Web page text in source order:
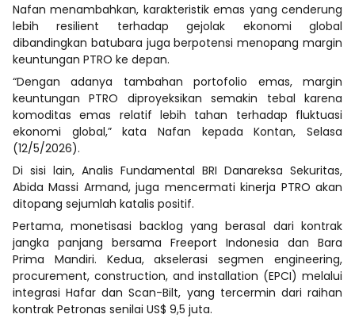
Nafan menambahkan, karakteristik emas yang cenderung
lebih resilient terhadap gejolak ekonomi global
dibandingkan batubara juga berpotensi menopang margin
keuntungan PTRO ke depan.
“Dengan adanya tambahan portofolio emas, margin
keuntungan PTRO diproyeksikan semakin tebal karena
komoditas emas relatif lebih tahan terhadap fluktuasi
ekonomi global,” kata Nafan kepada Kontan, Selasa
(12/5/2026).
Di sisi lain, Analis Fundamental BRI Danareksa Sekuritas,
Abida Massi Armand, juga mencermati kinerja PTRO akan
ditopang sejumlah katalis positif.
Pertama, monetisasi backlog yang berasal dari kontrak
jangka panjang bersama Freeport Indonesia dan Bara
Prima Mandiri. Kedua, akselerasi segmen engineering,
procurement, construction, and installation (EPCI) melalui
integrasi Hafar dan Scan-Bilt, yang tercermin dari raihan
kontrak Petronas senilai US$ 9,5 juta.